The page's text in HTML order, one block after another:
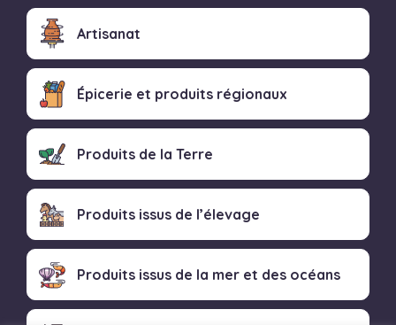
Artisanat
Épicerie et produits régionaux
Produits de la Terre
Produits issus de l’élevage
Produits issus de la mer et des océans